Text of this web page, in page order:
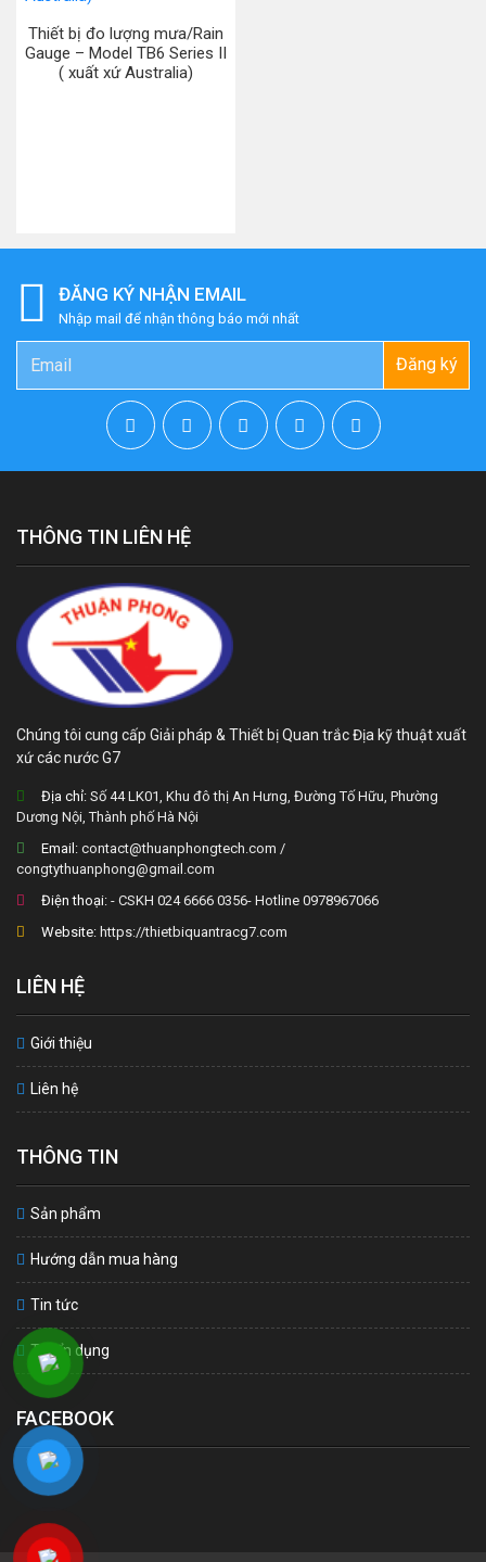
Thiết bị đo lượng mưa/Rain
Gauge – Model TB6 Series II
( xuất xứ Australia)
ĐĂNG KÝ NHẬN EMAIL
Nhập mail để nhận thông báo mới nhất
Đăng ký
THÔNG TIN LIÊN HỆ
Chúng tôi cung cấp Giải pháp & Thiết bị Quan trắc Địa kỹ thuật xuất
xứ các nước G7
Địa chỉ: Số 44 LK01, Khu đô thị An Hưng, Đường Tố Hữu, Phường
Dương Nội, Thành phố Hà Nội
Email: contact@thuanphongtech.com /
congtythuanphong@gmail.com
Điện thoại: - CSKH 024 6666 0356- Hotline 0978967066
Website: https://thietbiquantracg7.com
LIÊN HỆ
Giới thiệu
Liên hệ
THÔNG TIN
Sản phẩm
Hướng dẫn mua hàng
Tin tức
Tuyển dụng
FACEBOOK